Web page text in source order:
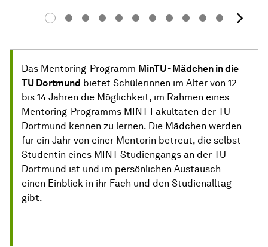
Das Mentoring-Programm MinTU - Mädchen in die
TU Dortmund bietet Schülerinnen im Alter von 12
bis 14 Jahren die Möglichkeit, im Rahmen eines
Mentoring-Programms MINT-Fakultäten der TU
Dortmund kennen zu lernen. Die Mädchen werden
für ein Jahr von einer Mentorin betreut, die selbst
Studentin eines MINT-Studiengangs an der TU
Dortmund ist und im persönlichen Austausch
einen Einblick in ihr Fach und den Studienalltag
gibt.